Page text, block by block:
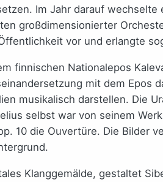
Im Jahr darauf
großdimensionierter
vor und erlangte
finnischen Nationalepos
mit dem Epos
musikalisch darstellen. Die
selbst war von seinem
10 die Ouvertüre. Die Bilder
Klanggemälde, gestaltet